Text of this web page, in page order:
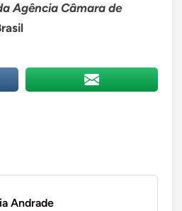
Agência Câmara de
Andrade